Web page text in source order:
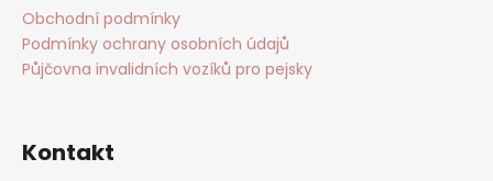
Obchodní podmínky
Podmínky ochrany osobních údajů
Půjčovna invalidních vozíků pro pejsky
Kontakt